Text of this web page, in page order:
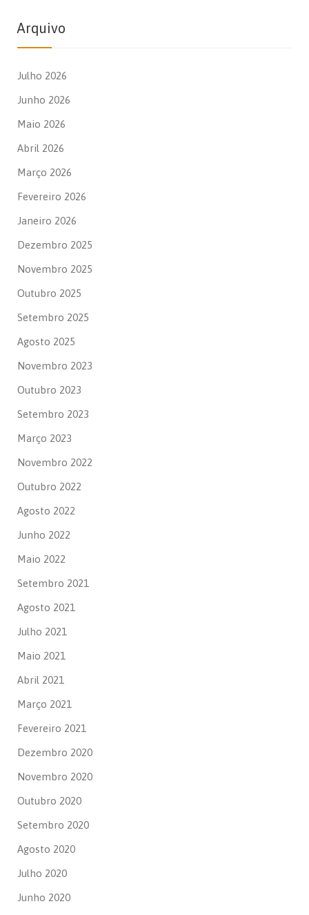
Arquivo
Julho 2026
Junho 2026
Maio 2026
Abril 2026
Março 2026
Fevereiro 2026
Janeiro 2026
Dezembro 2025
Novembro 2025
Outubro 2025
Setembro 2025
Agosto 2025
Novembro 2023
Outubro 2023
Setembro 2023
Março 2023
Novembro 2022
Outubro 2022
Agosto 2022
Junho 2022
Maio 2022
Setembro 2021
Agosto 2021
Julho 2021
Maio 2021
Abril 2021
Março 2021
Fevereiro 2021
Dezembro 2020
Novembro 2020
Outubro 2020
Setembro 2020
Agosto 2020
Julho 2020
Junho 2020